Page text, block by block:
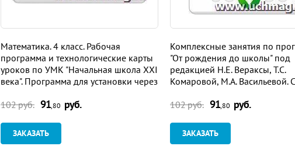
Математика. 4 класс. Рабочая
программа и технологические карты
уроков по УМК "Начальная школа XXI
века". Программа для установки через
102 руб. 91 ,80 руб.
ЗАКАЗАТЬ
Комплексные занятия по
"От рождения до школы" под
редакцией Н.Е. Вераксы, Т.С.
Комаровой, М.А. Васильевой.
через Интернет
102 руб. 91 ,80 руб.
ЗАКАЗАТЬ